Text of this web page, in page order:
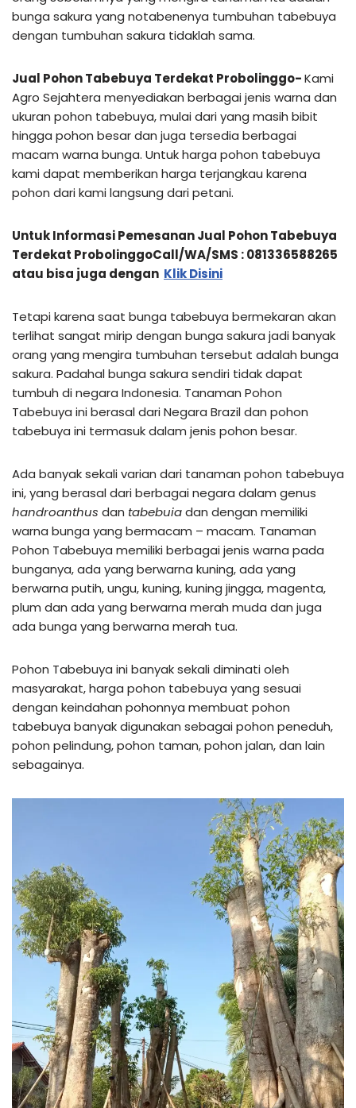
bunga sakura yang notabenenya tumbuhan tabebuya
dengan tumbuhan sakura tidaklah sama.
Jual Pohon Tabebuya Terdekat Probolinggo-Kami
Agro Sejahtera menyediakan berbagai jenis warna dan
ukuran pohon tabebuya, mulai dari yang masih bibit
hingga pohon besar dan juga tersedia berbagai
macam warna bunga. Untuk harga pohon tabebuya
kami dapat memberikan harga terjangkau karena
pohon dari kami langsung dari petani.
Untuk Informasi Pemesanan Jual Pohon Tabebuya
Terdekat ProbolinggoCall/WA/SMS : 081336588265
atau bisa juga dengan Klik Disini
Tetapi karena saat bunga tabebuya bermekaran akan
terlihat sangat mirip dengan bunga sakura jadi banyak
orang yang mengira tumbuhan tersebut adalah bunga
sakura. Padahal bunga sakura sendiri tidak dapat
tumbuh di negara Indonesia. Tanaman Pohon
Tabebuya ini berasal dari Negara Brazil dan pohon
tabebuya ini termasuk dalam jenis pohon besar.
Ada banyak sekali varian dari tanaman pohon tabebuya
ini, yang berasal dari berbagai negara dalam genus
handroanthus dan tabebuiadan dengan memiliki
warna bunga yang bermacam – macam. Tanaman
Pohon Tabebuya memiliki berbagai jenis warna pada
bunganya, ada yang berwarna kuning, ada yang
berwarna putih, ungu, kuning, kuning jingga, magenta,
plum dan ada yang berwarna merah muda dan juga
ada bunga yang berwarna merah tua.
Pohon Tabebuya ini banyak sekali diminati oleh
masyarakat, harga pohon tabebuya yang sesuai
dengan keindahan pohonnya membuat pohon
tabebuya banyak digunakan sebagai pohon peneduh,
pohon pelindung, pohon taman, pohon jalan, dan lain
sebagainya.